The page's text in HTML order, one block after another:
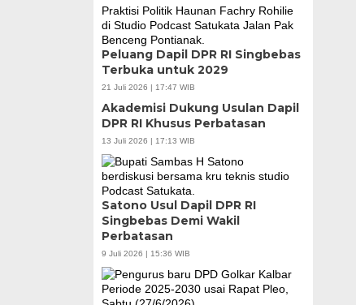
Peluang Dapil DPR RI Singbebas
Terbuka untuk 2029
21 Juli 2026 | 17:47 WIB
Akademisi Dukung Usulan Dapil
DPR RI Khusus Perbatasan
13 Juli 2026 | 17:13 WIB
Satono Usul Dapil DPR RI
Singbebas Demi Wakil
Perbatasan
9 Juli 2026 | 15:36 WIB